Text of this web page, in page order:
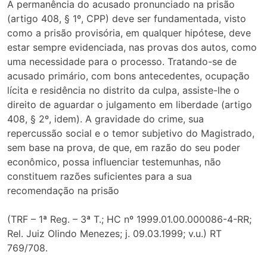
A permanência do acusado pronunciado na prisão
(artigo 408, § 1º, CPP) deve ser fundamentada, visto
como a prisão provisória, em qualquer hipótese, deve
estar sempre evidenciada, nas provas dos autos, como
uma necessidade para o processo. Tratando-se de
acusado primário, com bons antecedentes, ocupação
lícita e residência no distrito da culpa, assiste-lhe o
direito de aguardar o julgamento em liberdade (artigo
408, § 2º, idem). A gravidade do crime, sua
repercussão social e o temor subjetivo do Magistrado,
sem base na prova, de que, em razão do seu poder
econômico, possa influenciar testemunhas, não
constituem razões suficientes para a sua
recomendação na prisão
(TRF – 1ª Reg. – 3ª T.; HC nº 1999.01.00.000086-4-RR;
Rel. Juiz Olindo Menezes; j. 09.03.1999; v.u.) RT
769/708.